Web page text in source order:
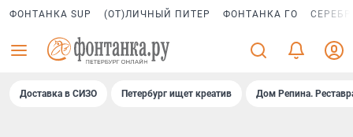
ФОНТАНКА SUP (ОТ)ЛИЧНЫЙ ПИТЕР ФОНТАНКА ГО
Доставка в СИЗО Петербург ищет креатив Дом Репина.